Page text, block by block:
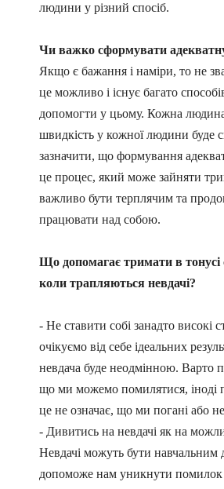
людини у різний спосіб.
Чи важко сформувати
Якщо є бажання і наміри, то не
це можливо і існує багато
допомогти у цьому. Кожна людина
швидкість у кожної людини буде
зазначити, що формування
це процес, який може зайняти
важливо бути терплячим та
працювати над собою.
Що допомагає тримати в тонусі
коли трапляються невдачі?
- Не ставити собі занадто високі
очікуємо від себе ідеальних
невдача буде неодмінною. Варто
що ми можемо помилятися, іноді
це не означає, що ми погані або
- Дивитись на невдачі як на
Невдачі можуть бути навчальним
допоможе нам уникнути помилок